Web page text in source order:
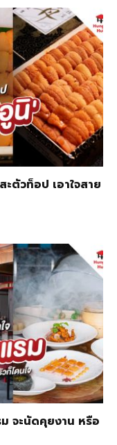
ตัวท็อป เอาใจสาย
จะนัดคุยงาน หรือ